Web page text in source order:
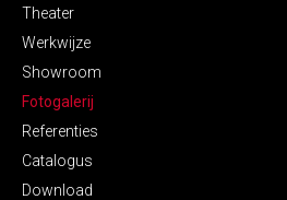
Theater
Werkwijze
Showroom
Fotogalerij
Referenties
Catalogus
Download